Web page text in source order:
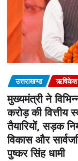
उत्तराखण्ड ऋषिकेश
मुख्यमंत्री ने
करोड़ की
तैयारियों, सड़क
विकास और
पुष्कर सिंह धामी